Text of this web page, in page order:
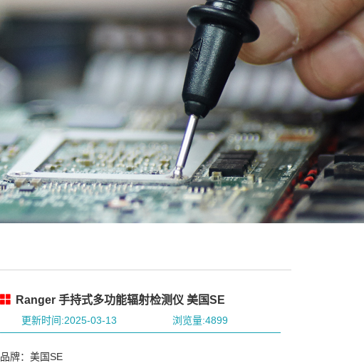
Ranger 手持式多功能辐射检测仪 美国SE
更新时间:2025-03-13 浏览量:4899
品牌：美国SE